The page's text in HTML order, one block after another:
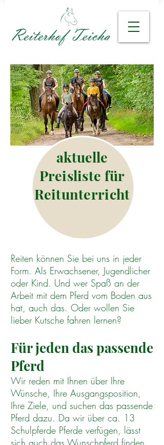
aktuelle
Preisliste für
Reitunterricht
Reiten können Sie bei uns in jeder
Form. Als Erwachsener, Jugendlicher
oder Kind. Und wer Spaß an der
Arbeit mit dem Pferd vom Boden aus
hat, auch das. Oder wollen Sie
lieber Kutsche fahren lernen?
Für jeden das passende
Pferd
Wir reden mit Ihnen über Ihre
Wünsche, Ihre Ausgangsposition,
Ihre Ziele, und suchen das passende
Pferd dazu. Da wir über ca. 13
Schulpferde Pferde verfügen, lässt
sich auch das Wunschpferd finden.